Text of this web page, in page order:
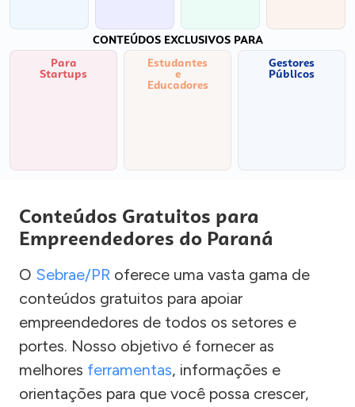
CONTEÚDOS EXCLUSIVOS PARA
Para
Startups
Estudantes
e
Educadores
Gestores
Públicos
Conteúdos Gratuitos para
Empreendedores do Paraná
O Sebrae/PR oferece uma vasta gama de
conteúdos gratuitos para apoiar
empreendedores de todos os setores e
portes. Nosso objetivo é fornecer as
melhores ferramentas, informações e
orientações para que você possa crescer,